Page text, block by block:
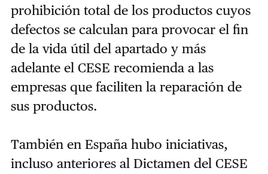
prohibición total de los productos cuyos
defectos se calculan para provocar el fin
de la vida útil del apartado y más
adelante el CESE recomienda a las
empresas que faciliten la reparación de
sus productos.
También en España hubo iniciativas,
incluso anteriores al Dictamen del CESE